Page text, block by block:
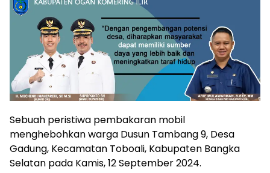
Sebuah peristiwa pembakaran mobil
menghebohkan warga Dusun Tambang 9, Desa
Gadung, Kecamatan Toboali, Kabupaten Bangka
Selatan pada Kamis, 12 September 2024.